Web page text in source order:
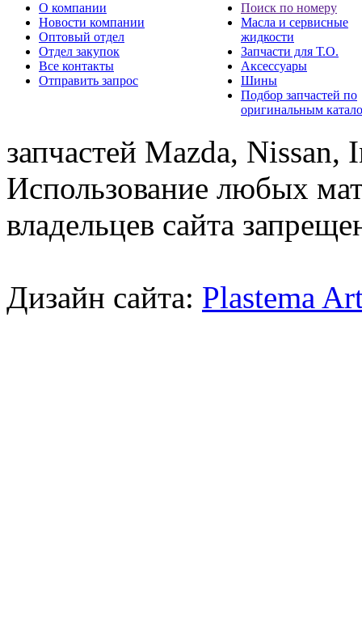
О компании
Новости компании
Оптовый отдел
Отдел закупок
Все контакты
Отправить запрос
Поиск по номеру
Масла и сервисные
жидкости
Запчасти для Т.О.
Аксессуары
Шины
Подбор запчастей по
оригинальным
запчастей Mazda,
Использование любых
владельцев сайта
Дизайн сайта: Plastema